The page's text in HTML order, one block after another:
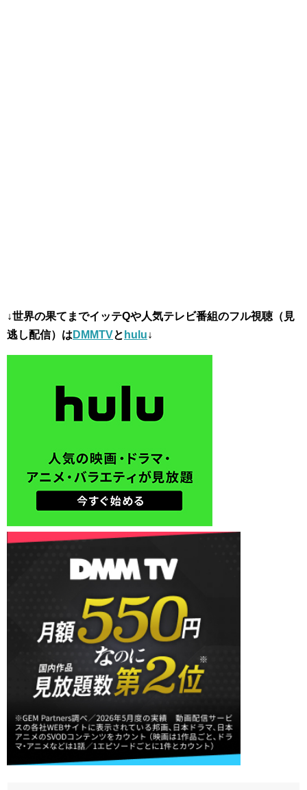
↓世界の果てまでイッテQや人気テレビ番組のフル視聴（見
逃し配信）は DMMTVと hulu↓